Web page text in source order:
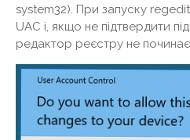
system32). При запуску
UAC і, якщо не підтвердити
редактор реєстру не